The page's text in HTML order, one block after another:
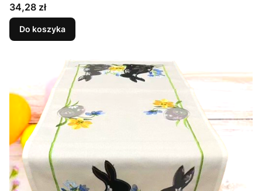
Cena
34,28 zł
Do koszyka